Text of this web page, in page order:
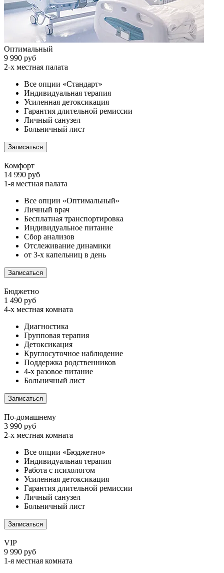
Оптимальный
9 990 руб
2-х местная палата
Все опции «Стандарт»
Индивидуальная терапия
Усиленная детоксикация
Гарантия длительной ремиссии
Личный санузел
Больничный лист
Записаться
Комфорт
14 990 руб
1-я местная палата
Все опции «Оптимальный»
Личный врач
Бесплатная транспортировка
Индивидуальное питание
Сбор анализов
Отслеживание динамики
от 3-х капельниц в день
Записаться
Бюджетно
1 490 руб
4-х местная комната
Диагностика
Групповая терапия
Детоксикация
Круглосуточное наблюдение
Поддержка родственников
4-х разовое питание
Больничный лист
Записаться
По-домашнему
3 990 руб
2-х местная комната
Все опции «Бюджетно»
Индивидуальная терапия
Работа с психологом
Усиленная детоксикация
Гарантия длительной ремиссии
Личный санузел
Больничный лист
Записаться
VIP
9 990 руб
1-я местная комната